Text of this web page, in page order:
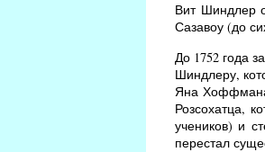
Вит Шиндлер
Сазавоу (до
До 1752 года
Шиндлеру,
Яна
Розсохатца,
учеников) и
перестал